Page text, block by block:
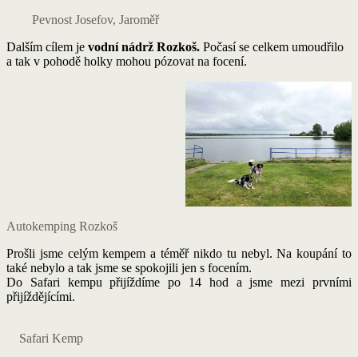
Pevnost Josefov, Jaroměř
Dalším cílem je vodní nádrž Rozkoš. Počasí se celkem umoudřilo
a tak v pohodě holky mohou pózovat na focení.
Autokemping Rozkoš
Prošli jsme celým kempem a téměř nikdo tu nebyl. Na koupání to
také nebylo a tak jsme se spokojili jen s focením.
Do Safari kempu přijíždíme po 14 hod a jsme mezi prvními
přijíždějícími.
Safari Kemp